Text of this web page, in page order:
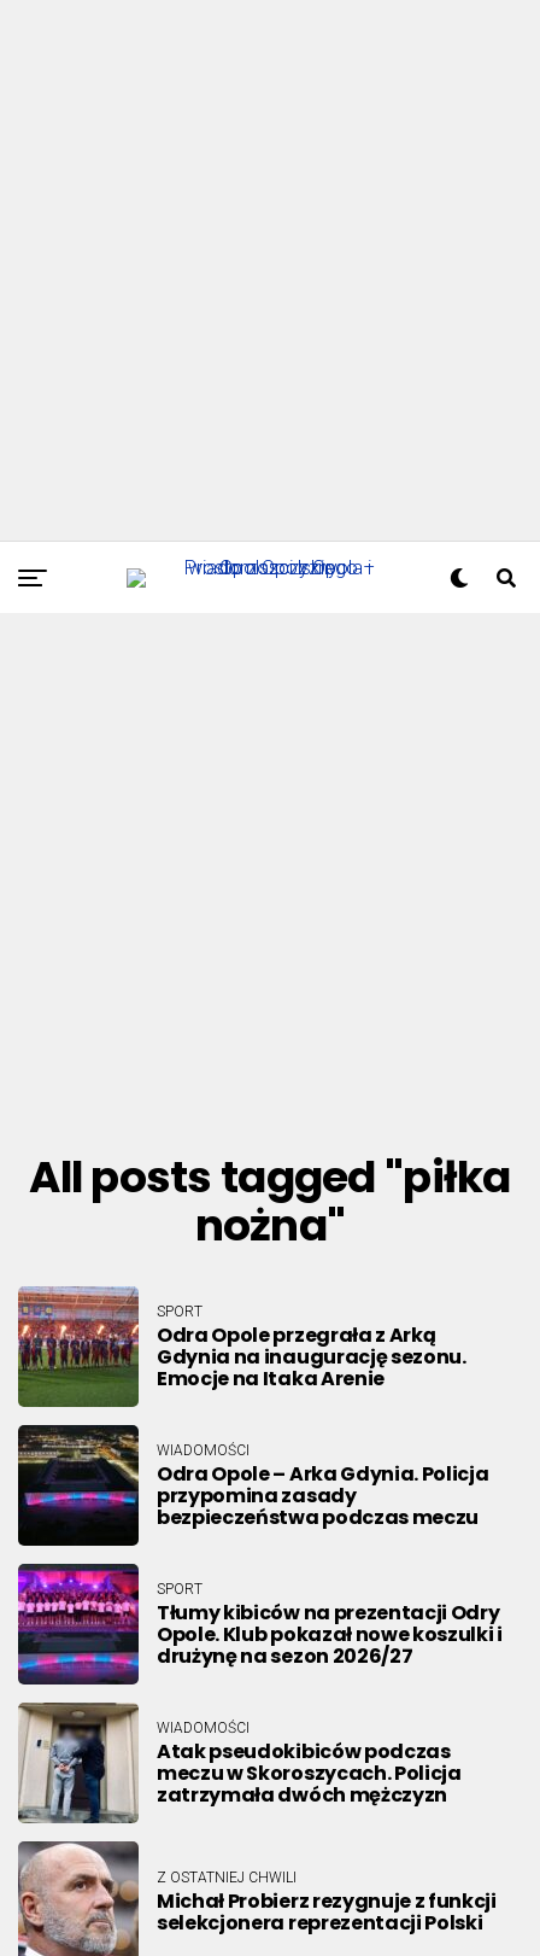
All posts tagged "piłka
nożna"
SPORT
Odra Opole przegrała z Arką
Gdynia na inaugurację sezonu.
Emocje na Itaka Arenie
WIADOMOŚCI
Odra Opole – Arka Gdynia. Policja
przypomina zasady
bezpieczeństwa podczas meczu
SPORT
Tłumy kibiców na prezentacji Odry
Opole. Klub pokazał nowe koszulki i
drużynę na sezon 2026/27
WIADOMOŚCI
Atak pseudokibiców podczas
meczu w Skoroszycach. Policja
zatrzymała dwóch mężczyzn
Z OSTATNIEJ CHWILI
Michał Probierz rezygnuje z funkcji
selekcjonera reprezentacji Polski